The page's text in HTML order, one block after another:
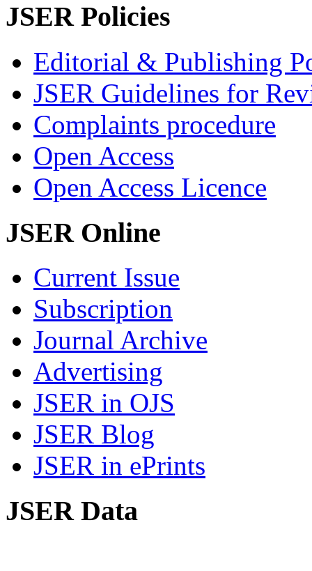
JSER Policies
Editorial & Publishing
JSER Guidelines for
Complaints procedure
Open Access
Open Access Licence
JSER Online
Current Issue
Subscription
Journal Archive
Advertising
JSER in OJS
JSER Blog
JSER in ePrints
JSER Data